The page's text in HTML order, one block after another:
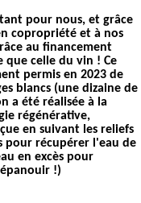
pour nous, et grâce
copropriété et à nos
au financement
que celle du vin ! Ce
permis en 2023 de
blancs (une dizaine de
a été réalisée à la
régénérative,
en suivant les reliefs
pour récupérer l'eau de
en excès pour
!)